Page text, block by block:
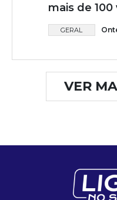
mais de 100
GERAL
VER